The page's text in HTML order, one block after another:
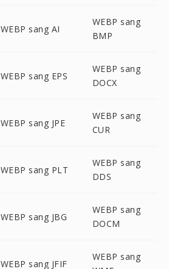
WEBP sang AI
WEBP sang
BMP
WEBP sang EPS
WEBP sang
DOCX
WEBP sang JPE
WEBP sang
CUR
WEBP sang PLT
WEBP sang
DDS
WEBP sang JBG
WEBP sang
DOCM
WEBP sang JFIF
WEBP sang